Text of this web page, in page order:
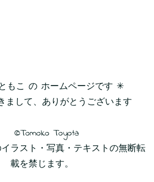
もこ の ホームページです ✳︎
まして、ありがとうございます
©️Tomoko Toyota
ラスト・写真・テキストの無断転
載を禁じます。